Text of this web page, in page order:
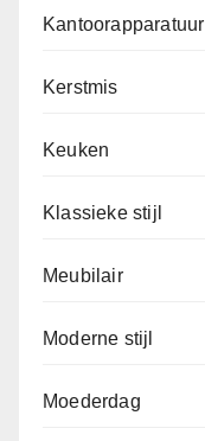
Kantoorapparatuur
Kerstmis
Keuken
Klassieke stijl
Meubilair
Moderne stijl
Moederdag